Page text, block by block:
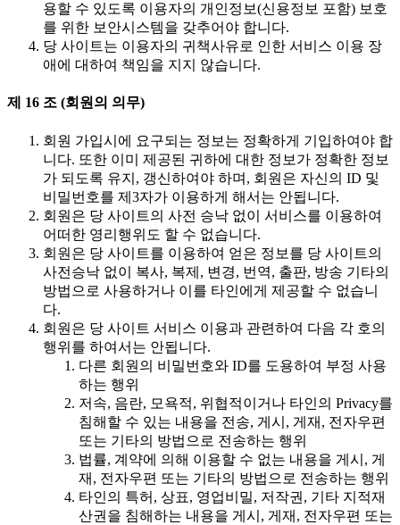
용할 수 있도록 이용자의 개인정보(신용정보 포함) 보호
를 위한 보안시스템을 갖추어야 합니다.
당 사이트는 이용자의 귀책사유로 인한 서비스 이용 장
애에 대하여 책임을 지지 않습니다.
제 16 조 (회원의 의무)
회원 가입시에 요구되는 정보는 정확하게 기입하여야 합
니다. 또한 이미 제공된 귀하에 대한 정보가 정확한 정보
가 되도록 유지, 갱신하여야 하며, 회원은 자신의 ID 및
비밀번호를 제3자가 이용하게 해서는 안됩니다.
회원은 당 사이트의 사전 승낙 없이 서비스를 이용하여
어떠한 영리행위도 할 수 없습니다.
회원은 당 사이트를 이용하여 얻은 정보를 당 사이트의
사전승낙 없이 복사, 복제, 변경, 번역, 출판, 방송 기타의
방법으로 사용하거나 이를 타인에게 제공할 수 없습니
다.
회원은 당 사이트 서비스 이용과 관련하여 다음 각 호의
행위를 하여서는 안됩니다.
다른 회원의 비밀번호와 ID를 도용하여 부정 사용
하는 행위
저속, 음란, 모욕적, 위협적이거나 타인의 Privacy를
침해할 수 있는 내용을 전송, 게시, 게재, 전자우편
또는 기타의 방법으로 전송하는 행위
법률, 계약에 의해 이용할 수 없는 내용을 게시, 게
재, 전자우편 또는 기타의 방법으로 전송하는 행위
타인의 특허, 상표, 영업비밀, 저작권, 기타 지적재
산권을 침해하는 내용을 게시, 게재, 전자우편 또는